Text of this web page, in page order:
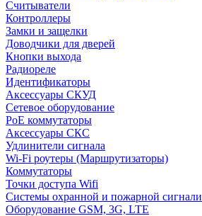
Считыватели
Контроллеры
Замки и защелки
Доводчики для дверей
Кнопки выхода
Радиореле
Идентификаторы
Аксессуары СКУД
Сетевое оборудование
PoE коммутаторы
Аксессуары СКС
Удлинители сигнала
Wi-Fi роутеры (Маршрутизаторы)
Коммутаторы
Точки доступа Wifi
Системы охранной и пожарной
Оборудование GSM, 3G, LTE